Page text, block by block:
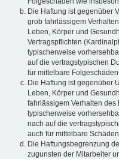
Die Haftung ist gegenüber
grob fahrlässigem
Leben, Körper und
Vertragspflichten
typischerweise
auf die vertragstypischen
für mittelbare
Die Haftung ist gegenüber
Leben, Körper und
fahrlässigem Verhalten
typischerweise
nach auf die
auch für mittelbare
Die Haftungsbegrenzung
zugunsten der Mitarbeiter